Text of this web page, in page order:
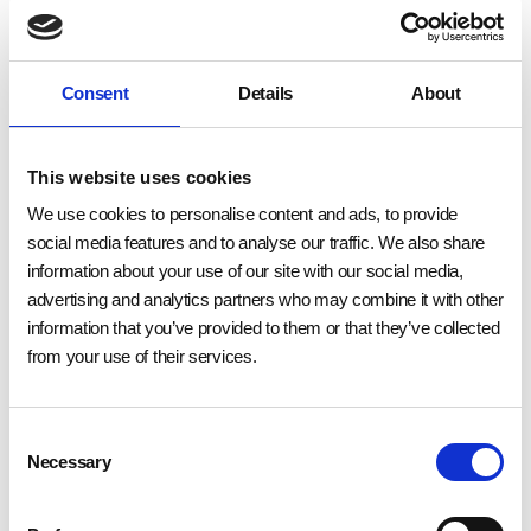
Consent Details About
This website uses cookies
We use cookies to personalise content and ads, to provide
social media features and to analyse our traffic. We also share
information about your use of our site with our social media,
advertising and analytics partners who may combine it with other
information that you’ve provided to them or that they’ve collected
from your use of their services.
Selection
Necessary